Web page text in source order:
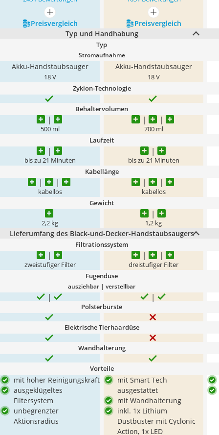
mehr anzeigen
mehr anzeigen
Preis­vergleich
Preis­vergleich
Typ und Handhabung
Typ
Stromaufnahme
Akku-Handstaubsauger
18 V
Akku-Handstaubsauger
18 V
Zyklon-Technologie
Behältervolumen
500 ml 700 ml
Laufzeit
bis zu 21 Minuten bis zu 21 Minuten
Kabellänge
kabellos kabellos
Gewicht
2,2 kg 1,2 kg
Lieferumfang des Black-und-Decker-Handstaubsaugers
Filtrationssystem
zweistufiger Filter dreistufiger Filter
Fugendüse
ausziehbar | verstellbar
Polsterbürste
Elektrische Tierhaardüse
Wandhalterung
Vorteile
mit hoher Reinigungskraft
ausgeklügeltes
Filtersystem
unbegrenzter
Aktionsradius
mit Smart Tech
ausgestattet
mit Wandhalterung
inkl. 1x Lithium
Dustbuster mit Cyclonic
Action, 1x LED